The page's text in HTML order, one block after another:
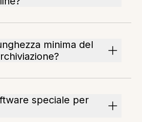
minima del
speciale per